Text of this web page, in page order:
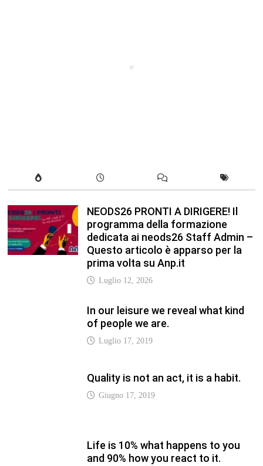
NEODS26 PRONTI A DIRIGERE! Il
programma della formazione
dedicata ai neods26 Staff Admin –
Questo articolo è apparso per la
prima volta su Anp.it
Luglio 12, 2026
In our leisure we reveal what kind
of people we are.
Luglio 17, 2019
Quality is not an act, it is a habit.
Giugno 17, 2019
Life is 10% what happens to you
and 90% how you react to it.